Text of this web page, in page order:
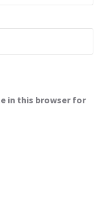
in this browser for